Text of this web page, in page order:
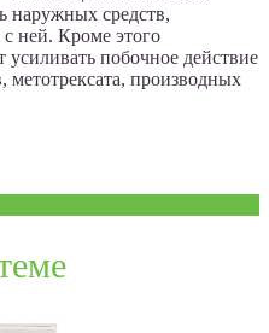
наружных средств,
ней. Кроме этого
усиливать побочное действие
метотрексата, производных